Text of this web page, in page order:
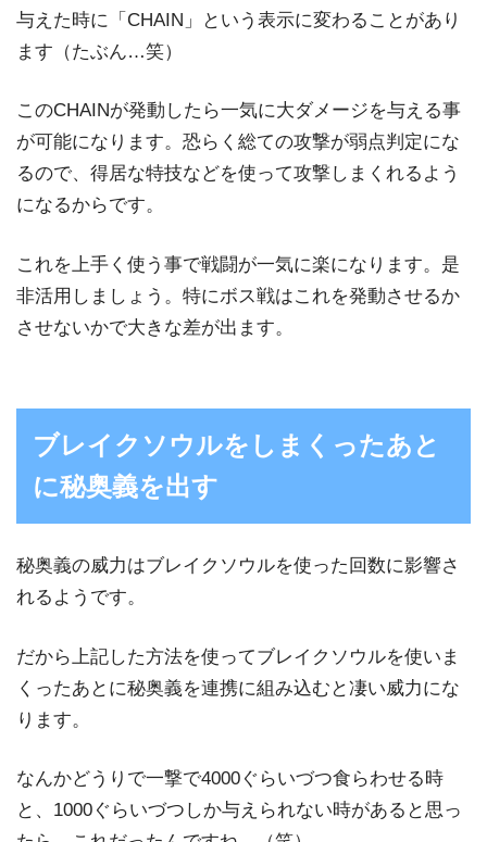
与えた時に「CHAIN」という表示に変わることがあり
ます（たぶん…笑）
このCHAINが発動したら一気に大ダメージを与える事
が可能になります。恐らく総ての攻撃が弱点判定にな
るので、得居な特技などを使って攻撃しまくれるよう
になるからです。
これを上手く使う事で戦闘が一気に楽になります。是
非活用しましょう。特にボス戦はこれを発動させるか
させないかで大きな差が出ます。
ブレイクソウルをしまくったあと
に秘奥義を出す
秘奥義の威力はブレイクソウルを使った回数に影響さ
れるようです。
だから上記した方法を使ってブレイクソウルを使いま
くったあとに秘奥義を連携に組み込むと凄い威力にな
ります。
なんかどうりで一撃で4000ぐらいづつ食らわせる時
と、1000ぐらいづつしか与えられない時があると思っ